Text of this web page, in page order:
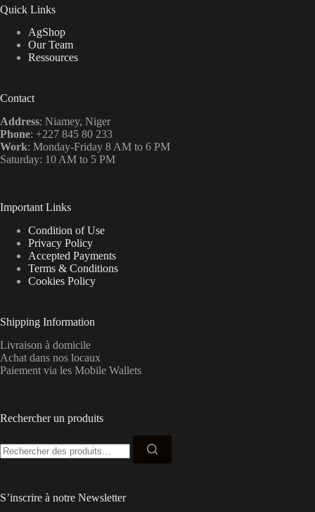
Quick Links
AgShop
Our Team
Ressources
Contact
Address: Niamey, Niger
Phone: +227 845 80 233
Work: Monday-Friday 8 AM to 6 PM
Saturday: 10 AM to 5 PM
Important Links
Condition of Use
Privacy Policy
Accepted Payments
Terms & Conditions
Cookies Policy
Shipping Information
Livraison à domicile
Achat dans nos locaux
Paiement via les Mobile Wallets
Rechercher un produits
pour :
S’inscrire à notre Newsletter